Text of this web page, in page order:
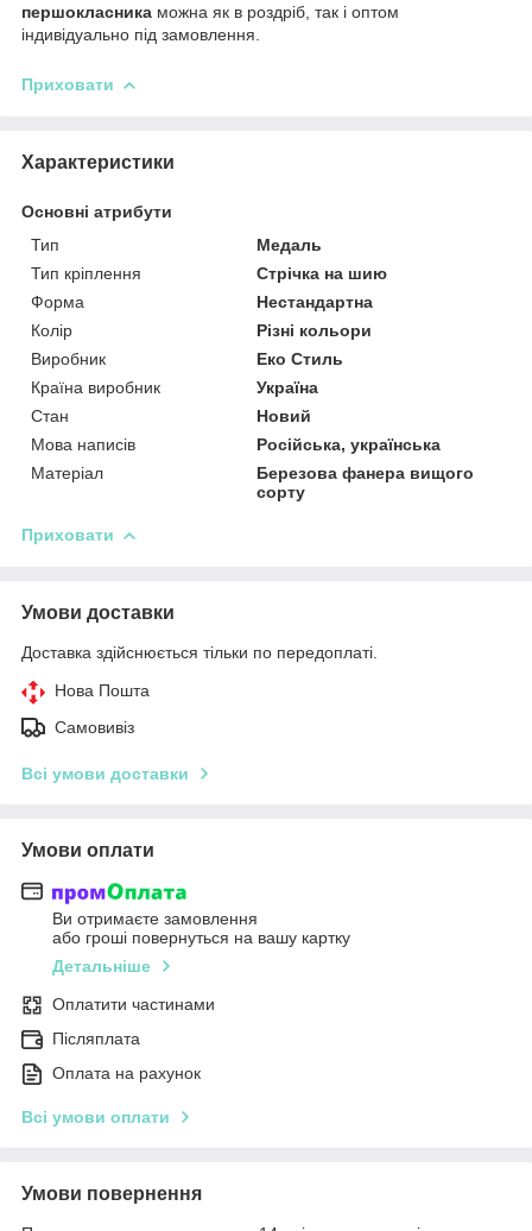
першокласника можна як в роздріб, так і оптом
індивідуально під замовлення.
Приховати
Характеристики
Основні атрибути
Тип
Медаль
Тип кріплення
Стрічка на шию
Форма
Нестандартна
Колір
Різні кольори
Виробник
Еко Стиль
Країна виробник
Україна
Стан
Новий
Мова написів
Російська, українська
Матеріал
Березова фанера вищого
сорту
Приховати
Умови доставки
Доставка здійснюється тільки по передоплаті.
Нова Пошта
Самовивіз
Всі умови доставки
Умови оплати
Ви отримаєте замовлення
або гроші повернуться на вашу картку
Детальніше
Оплатити частинами
Післяплата
Оплата на рахунок
Всі умови оплати
Умови повернення